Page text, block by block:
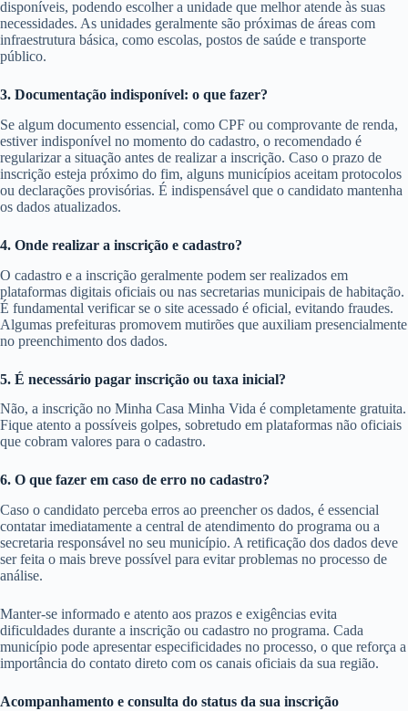
disponíveis, podendo escolher a unidade que melhor atende às suas
necessidades. As unidades geralmente são próximas de áreas com
infraestrutura básica, como escolas, postos de saúde e transporte
público.
3. Documentação indisponível: o que fazer?
Se algum documento essencial, como CPF ou comprovante de renda,
estiver indisponível no momento do cadastro, o recomendado é
regularizar a situação antes de realizar a inscrição. Caso o prazo de
inscrição esteja próximo do fim, alguns municípios aceitam protocolos
ou declarações provisórias. É indispensável que o candidato mantenha
os dados atualizados.
4. Onde realizar a inscrição e cadastro?
O cadastro e a inscrição geralmente podem ser realizados em
plataformas digitais oficiais ou nas secretarias municipais de habitação.
É fundamental verificar se o site acessado é oficial, evitando fraudes.
Algumas prefeituras promovem mutirões que auxiliam presencialmente
no preenchimento dos dados.
5. É necessário pagar inscrição ou taxa inicial?
Não, a inscrição no Minha Casa Minha Vida é completamente gratuita.
Fique atento a possíveis golpes, sobretudo em plataformas não oficiais
que cobram valores para o cadastro.
6. O que fazer em caso de erro no cadastro?
Caso o candidato perceba erros ao preencher os dados, é essencial
contatar imediatamente a central de atendimento do programa ou a
secretaria responsável no seu município. A retificação dos dados deve
ser feita o mais breve possível para evitar problemas no processo de
análise.
Manter-se informado e atento aos prazos e exigências evita
dificuldades durante a inscrição ou cadastro no programa. Cada
município pode apresentar especificidades no processo, o que reforça a
importância do contato direto com os canais oficiais da sua região.
Acompanhamento e consulta do status da sua inscrição